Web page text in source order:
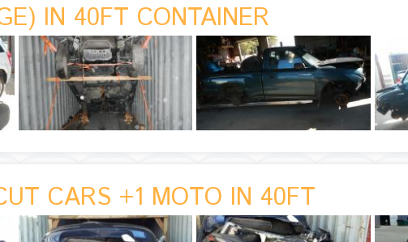
IN 40FT CONTAINER
CARS +1 MOTO IN 40FT